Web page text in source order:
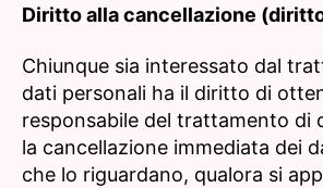
Diritto alla cancellazione
Chiunque sia interessato dal
dati personali ha il diritto di
responsabile del trattamento di
la cancellazione immediata dei
che lo riguardano, qualora si